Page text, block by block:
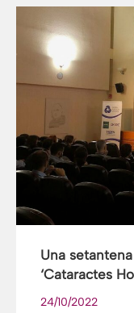
Una
‘Cataractes
24/10/2022